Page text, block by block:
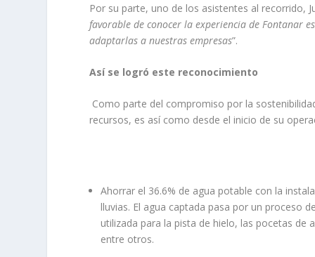
Por su parte, uno de los asistentes al recorrido,
favorable de conocer la experiencia de Fontanar
adaptarlas a nuestras empresas”.
Así se logró este reconocimiento
Como parte del compromiso por la
recursos, es así como desde el inicio de su
Ahorrar el 36.6% de agua potable con la
lluvias. El agua captada pasa por un proceso
utilizada para la pista de hielo, las pocetas de
entre otros.